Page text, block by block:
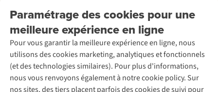
Paramétrage des cookies pour une
meilleure expérience en ligne
Pour vous garantir la meilleure expérience en ligne, nous
utilisons des cookies marketing, analytiques et fonctionnels
(et des technologies similaires). Pour plus d'informations,
nous vous renvoyons également à notre cookie policy. Sur
nos sites, des tiers placent parfois des cookies de suivi pour
Rétractation d'une commande
Entretien & réparations
Garantie
Contactez-nous
À propos d’Ayacucho
Nos magasins
À propos d’A.S.Adventure
Déclaration d'accessibilité
Location / Location sports d’hiver
Entretien de ski
Service de lavage
Entretien de chaussures
Réparation de chaussures
Réparation de vêtements
Découvrez
A.S.Magazine
Explore Camp
Gear Check
Expertise & conseils
Abonnez-vous à la newsletter